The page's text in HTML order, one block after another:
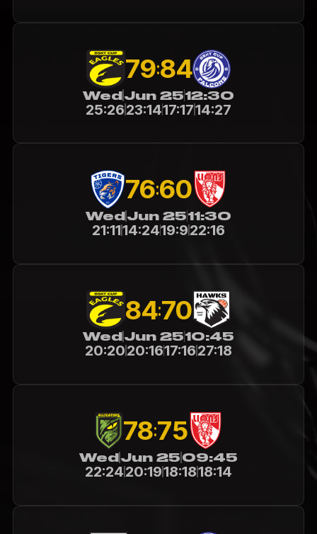
79:84
WedJun 2512:30
25:2623:1417:1714:27
76:60
WedJun 2511:30
21:1114:2419:922:16
84:70
WedJun 2510:45
20:2020:1617:1627:18
78:75
WedJun 2509:45
22:2420:1918:1818:14